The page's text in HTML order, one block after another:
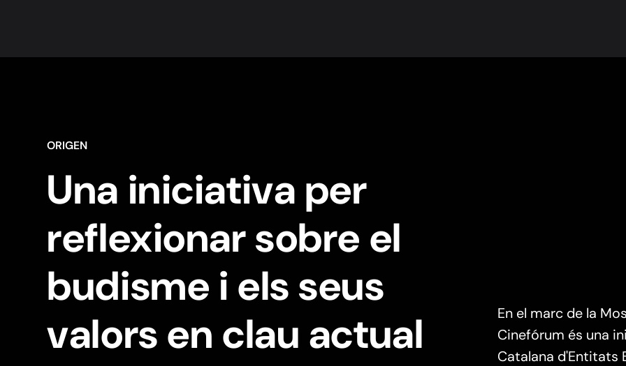
ORIGEN
Una iniciativa per
reflexionar sobre el
budisme i els seus
valors en clau actual
En el marc de la
Cinefórum és una
Catalana d'Entitats